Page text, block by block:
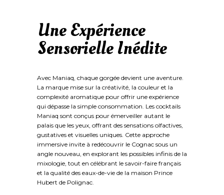
Une Expérience
Sensorielle Inédite
Avec Maniaq, chaque gorgée devient une aventure.
La marque mise sur la créativité, la couleur et la
complexité aromatique pour offrir une expérience
qui dépasse la simple consommation. Les cocktails
Maniaq sont conçus pour émerveiller autant le
palais que les yeux, offrant des sensations olfactives,
gustatives et visuelles uniques. Cette approche
immersive invite à redécouvrir le Cognac sous un
angle nouveau, en explorant les possibles infinis de la
mixologie, tout en célébrant le savoir-faire français
et la qualité des eaux-de-vie de la maison Prince
Hubert de Polignac.